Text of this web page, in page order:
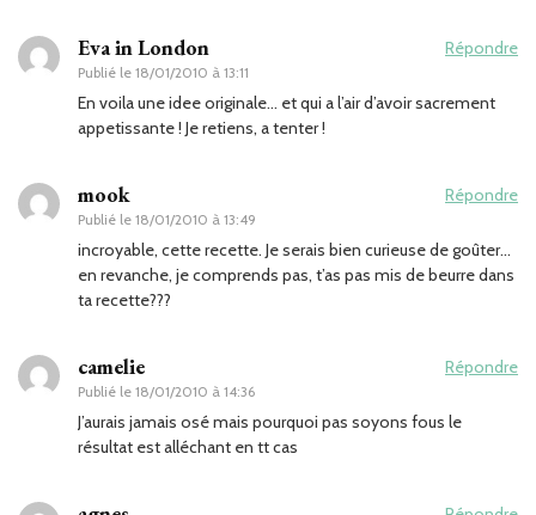
Eva in London
Publié le 18/01/2010 à 13:11
Répondre
En voila une idee originale… et qui a l’air d’avoir sacrement
appetissante ! Je retiens, a tenter !
mook
Publié le 18/01/2010 à 13:49
Répondre
incroyable, cette recette. Je serais bien curieuse de goûter…
en revanche, je comprends pas, t’as pas mis de beurre dans
ta recette???
camelie
Publié le 18/01/2010 à 14:36
Répondre
J’aurais jamais osé mais pourquoi pas soyons fous le
résultat est alléchant en tt cas